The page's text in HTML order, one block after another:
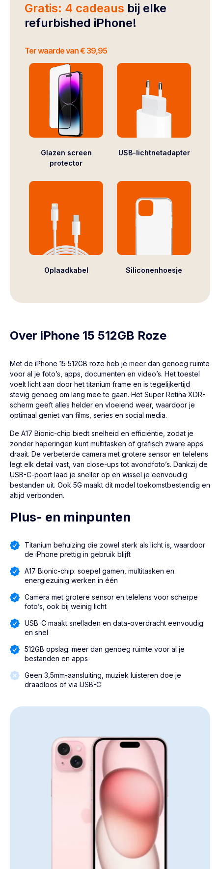
Gratis: 4 cadeaus bij elke
refurbished iPhone!
Ter waarde van € 39,95
Glazen screen
protector
USB-lichtnetadapter
Oplaadkabel Siliconenhoesje
Over iPhone 15 512GB Roze
Met de iPhone 15 512GB roze heb je meer dan genoeg ruimte
voor al je foto’s, apps, documenten en video’s. Het toestel
voelt licht aan door het titanium frame en is tegelijkertijd
stevig genoeg om lang mee te gaan. Het Super Retina XDR-
scherm geeft alles helder en vloeiend weer, waardoor je
optimaal geniet van films, series en social media.
De A17 Bionic-chip biedt snelheid en efficiëntie, zodat je
zonder haperingen kunt multitasken of grafisch zware apps
draait. De verbeterde camera met grotere sensor en telelens
legt elk detail vast, van close-ups tot avondfoto’s. Dankzij de
USB-C-poort laad je sneller op en wissel je eenvoudig
bestanden uit. Ook 5G maakt dit model toekomstbestendig en
altijd verbonden.
Plus- en minpunten
Titanium behuizing die zowel sterk als licht is, waardoor
de iPhone prettig in gebruik blijft
A17 Bionic-chip: soepel gamen, multitasken en
energiezuinig werken in één
Camera met grotere sensor en telelens voor scherpe
foto’s, ook bij weinig licht
USB-C maakt snelladen en data-overdracht eenvoudig
en snel
512GB opslag: meer dan genoeg ruimte voor al je
bestanden en apps
Geen 3,5mm-aansluiting, muziek luisteren doe je
draadloos of via USB-C